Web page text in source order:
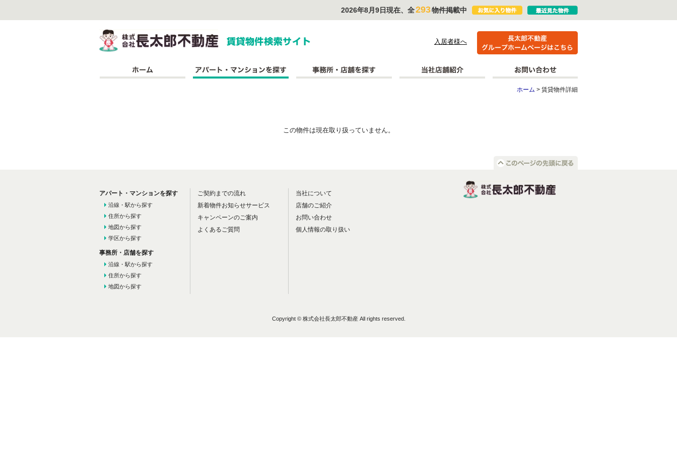
2026年8月9日現在、全293物件掲載中
入居者様へ
ホーム > 賃貸物件詳細
この物件は現在取り扱っていません。
アパート・マンションを探す
沿線・駅から探す
住所から探す
地図から探す
学区から探す
事務所・店舗を探す
沿線・駅から探す
住所から探す
地図から探す
ご契約までの流れ
新着物件お知らせサービス
キャンペーンのご案内
よくあるご質問
当社について
店舗のご紹介
お問い合わせ
個人情報の取り扱い
Copyright © 株式会社長太郎不動産 All rights reserved.